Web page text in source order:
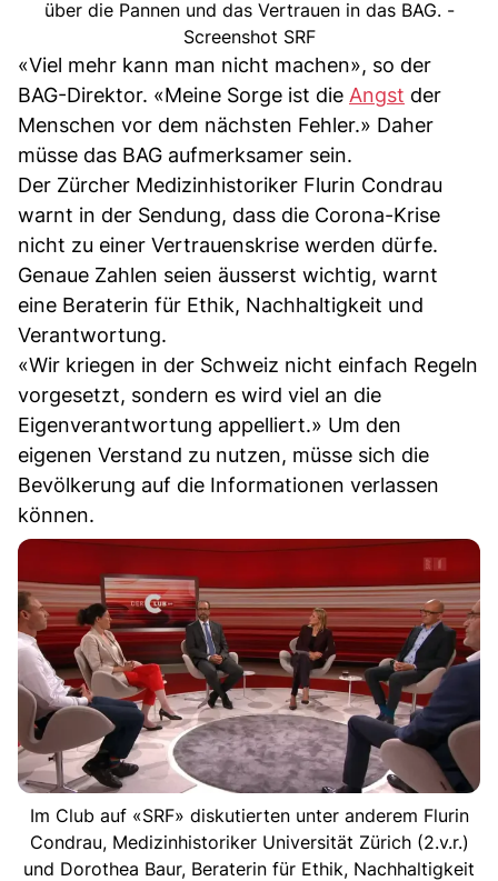
über die Pannen und das Vertrauen in das BAG. -
Screenshot SRF
«Viel mehr kann man nicht machen», so der
BAG-Direktor. «Meine Sorge ist die Angst der
Menschen vor dem nächsten Fehler.» Daher
müsse das BAG aufmerksamer sein.
Der Zürcher Medizinhistoriker Flurin Condrau
warnt in der Sendung, dass die Corona-Krise
nicht zu einer Vertrauenskrise werden dürfe.
Genaue Zahlen seien äusserst wichtig, warnt
eine Beraterin für Ethik, Nachhaltigkeit und
Verantwortung.
«Wir kriegen in der Schweiz nicht einfach Regeln
vorgesetzt, sondern es wird viel an die
Eigenverantwortung appelliert.» Um den
eigenen Verstand zu nutzen, müsse sich die
Bevölkerung auf die Informationen verlassen
können.
Im Club auf «SRF» diskutierten unter anderem Flurin
Condrau, Medizinhistoriker Universität Zürich (2.v.r.)
und Dorothea Baur, Beraterin für Ethik, Nachhaltigkeit